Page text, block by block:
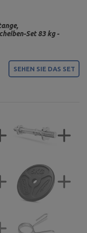
SEHEN SIE DAS SET
Set 83 kg -